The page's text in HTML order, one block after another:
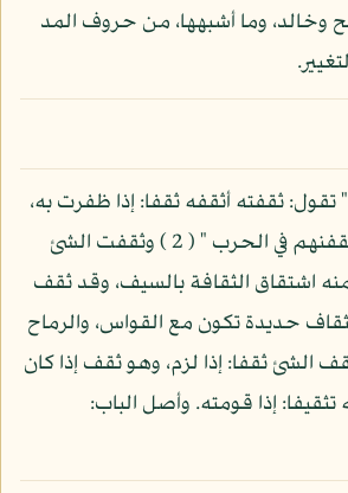
وخالد، وما أشبهها، من حروف المد
ثقفته أثقفه ثقفا: إذا ظفرت به،
ومنه قوله: " فأما تثقفنهم في الحرب " ( 2 ) وثقفت الشئ
اشتقاق الثقافة بالسيف، وقد ثقف
حديدة تكون مع القواس، والرماح
الشئ ثقفا: إذا لزم، وهو ثقف إذا كان
إذا قومته. وأصل الباب: